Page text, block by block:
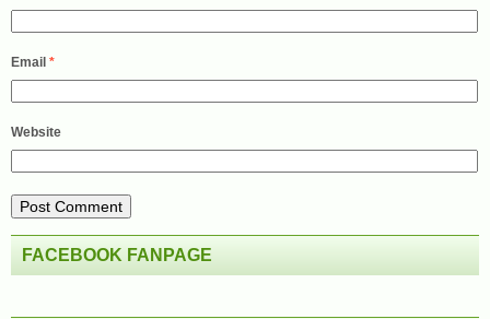
Email *
Website
FACEBOOK FANPAGE